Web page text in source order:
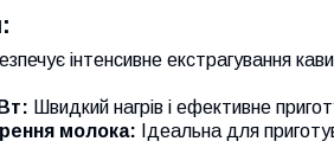
інтенсивне екстрагування
Швидкий нагрів і ефективне
молока: Ідеальна для